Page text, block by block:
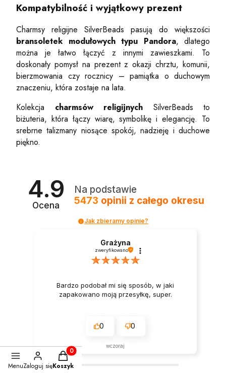
Kompatybilność i wyjątkowy prezent
Charmsy religijne SilverBeads pasują do większości
bransoletek modułowych typu Pandora, dlatego
można je łatwo łączyć z innymi zawieszkami. To
doskonały pomysł na prezent z okazji chrztu, komunii,
bierzmowania czy rocznicy – pamiątka o duchowym
znaczeniu, która zostaje na lata.
Kolekcja charmsów religijnych SilverBeads to
biżuteria, która łączy wiarę, symbolikę i elegancję. To
srebrne talizmany niosące spokój, nadzieję i duchowe
piękno.
4.9
Ocena
Na podstawie
5473 opinii z całego okresu
Jak zbieramy opinie?
Grażyna
zweryfikowano
Bardzo podobał mi się sposób, w jaki
zapakowano moją przesyłkę, super.
0 0
wczoraj
MenuZaloguj się
Produkty w koszyku: 0. Zobacz szczegóły
Koszyk